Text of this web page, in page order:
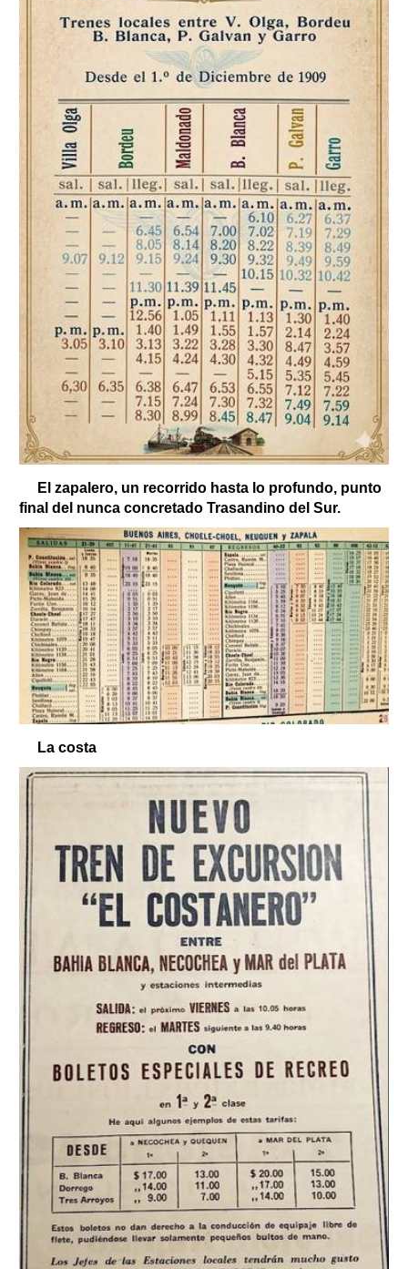
El zapalero, un recorrido hasta lo profundo, punto
final del nunca concretado Trasandino del Sur.
La costa